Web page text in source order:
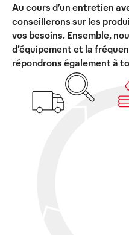
Au cours d’un entretien
conseillerons sur les
vos besoins. Ensemble,
d’équipement et la
répondrons également à